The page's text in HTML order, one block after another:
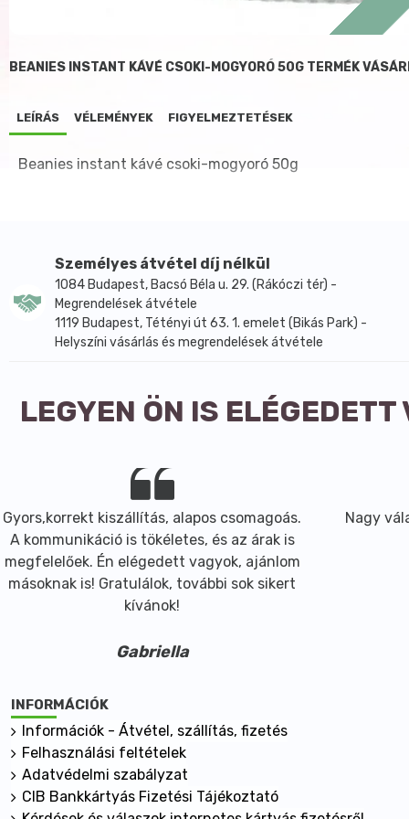
BEANIES INSTANT KÁVÉ CSOKI-MOGYORÓ 50G TERMÉK
LEÍRÁS VÉLEMÉNYEK FIGYELMEZTETÉSEK
Beanies instant kávé csoki-mogyoró 50g
Személyes átvétel díj nélkül
1084 Budapest, Bacsó Béla u. 29. (Rákóczi tér) -
Megrendelések átvétele
1119 Budapest, Tétényi út 63. 1. emelet (Bikás Park) -
Helyszíni vásárlás és megrendelések átvétele
LEGYEN ÖN IS
Gyors,korrekt kiszállítás, alapos csomagoás.
A kommunikáció is tökéletes, és az árak is
megfelelőek. Én elégedett vagyok, ajánlom
másoknak is! Gratulálok, további sok sikert
kívánok!
Gabriella
Nagy
INFORMÁCIÓK
Információk - Átvétel, szállítás, fizetés
Felhasználási feltételek
Adatvédelmi szabályzat
CIB Bankkártyás Fizetési Tájékoztató